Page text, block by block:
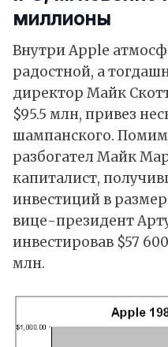
миллионы
Внутри Apple
радостной, а
директор Майк
$95.5 млн, привез
шампанского.
разбогател Майк
капиталист,
инвестиций в
вице-президент
инвестировав $57
млн.